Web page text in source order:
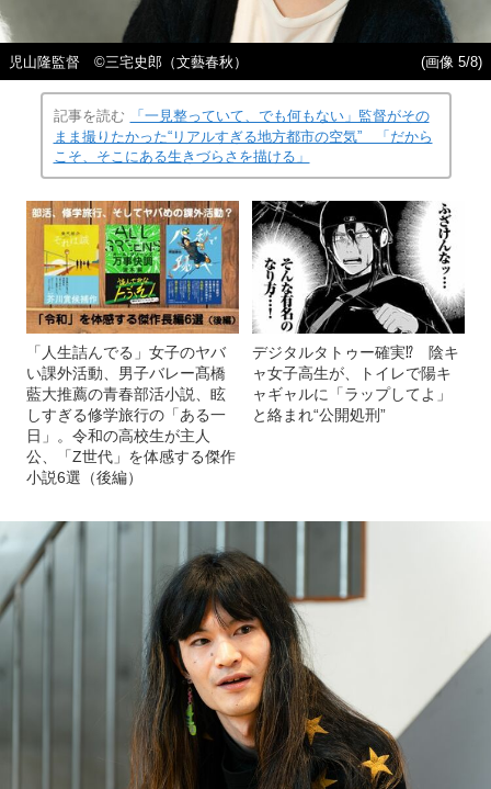
児山隆監督 ©三宅史郎（文藝春秋） (画像 5/8)
記事を読む
「一見整っていて、でも何もない」監督がその
まま撮りたかった“リアルすぎる地方都市の空気” 「だから
こそ、そこにある生きづらさを描ける」
「人生詰んでる」女子のヤバ
い課外活動、男子バレー髙橋
藍大推薦の青春部活小説、眩
しすぎる修学旅行の「ある一
日」。令和の高校生が主人
公、「Z世代」を体感する傑作
小説6選（後編）
デジタルタトゥー確実⁉ 陰キ
ャ女子高生が、トイレで陽キ
ャギャルに「ラップしてよ」
と絡まれ“公開処刑”